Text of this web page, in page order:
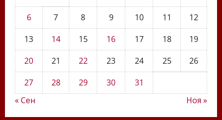
6
7 8 9 10 11
12
13
14 15 16 17 18
19
20
21 22 23 24 25
26
27
28 29 30
31
« Сен
Ноя »